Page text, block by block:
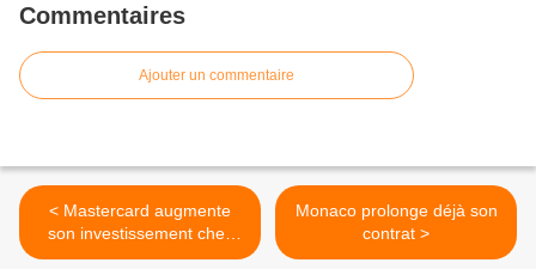
Commentaires
Ajouter un commentaire
< Mastercard augmente
son investissement chez
McLaren
Monaco prolonge déjà son
contrat >